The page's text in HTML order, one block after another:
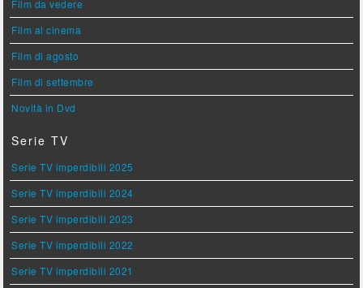
Film da vedere
Film al cinema
Film di agosto
Film di settembre
Novità in Dvd
Serie TV
Serie TV imperdibili 2025
Serie TV imperdibili 2024
Serie TV imperdibili 2023
Serie TV imperdibili 2022
Serie TV imperdibili 2021